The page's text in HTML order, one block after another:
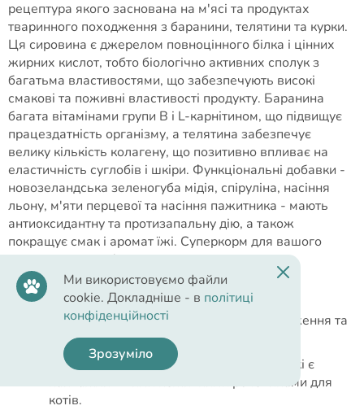
рецептура якого заснована на м'ясі та продуктах
тваринного походження з баранини, телятини та курки.
Ця сировина є джерелом повноцінного білка і цінних
жирних кислот, тобто біологічно активних сполук з
багатьма властивостями, що забезпечують високі
смакові та поживні властивості продукту. Баранина
багата вітамінами групи В і L-карнітином, що підвищує
працездатність організму, а телятина забезпечує
велику кількість колагену, що позитивно впливає на
еластичність суглобів і шкіри. Функціональні добавки -
новозеландська зеленогуба мідія, спіруліна, насіння
льону, м'яти перцевої та насіння пажитника - мають
антиоксидантну та протизапальну дію, а також
покращує смак і аромат їжі. Суперкорм для вашого
супер вихованця!
Переваги корму:
80% м'яса, продуктів тваринного походження та
ракоподібних.
Корисний білок та цінні жирні кислоти, які є
найважливішими поживними речовинами для
котів.
Ми використовуємо файли
cookie. Докладніше - в політиці
конфіденційності
Зрозуміло